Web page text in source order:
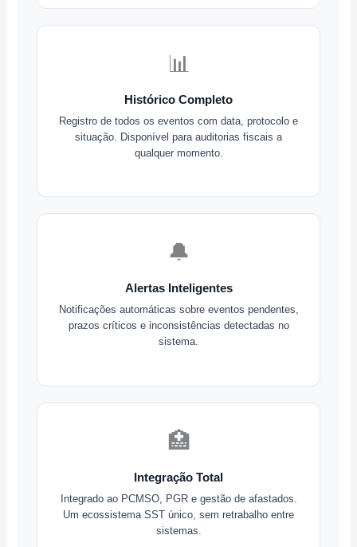
📊
Histórico Completo
Registro de todos os eventos com data, protocolo e
situação. Disponível para auditorias fiscais a
qualquer momento.
🔔
Alertas Inteligentes
Notificações automáticas sobre eventos pendentes,
prazos críticos e inconsistências detectadas no
sistema.
🏥
Integração Total
Integrado ao PCMSO, PGR e gestão de afastados.
Um ecossistema SST único, sem retrabalho entre
sistemas.